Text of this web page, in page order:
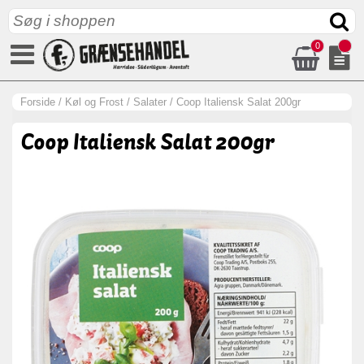
0
Forside / Køl og Frost / Salater / Coop Italiensk Salat 200gr
Coop Italiensk Salat 200gr